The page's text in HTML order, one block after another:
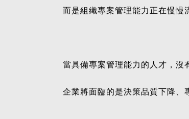
而是組織專案管理能力正在慢慢
當具備專案管理能力的人才，沒
企業將面臨的是決策品質下降、